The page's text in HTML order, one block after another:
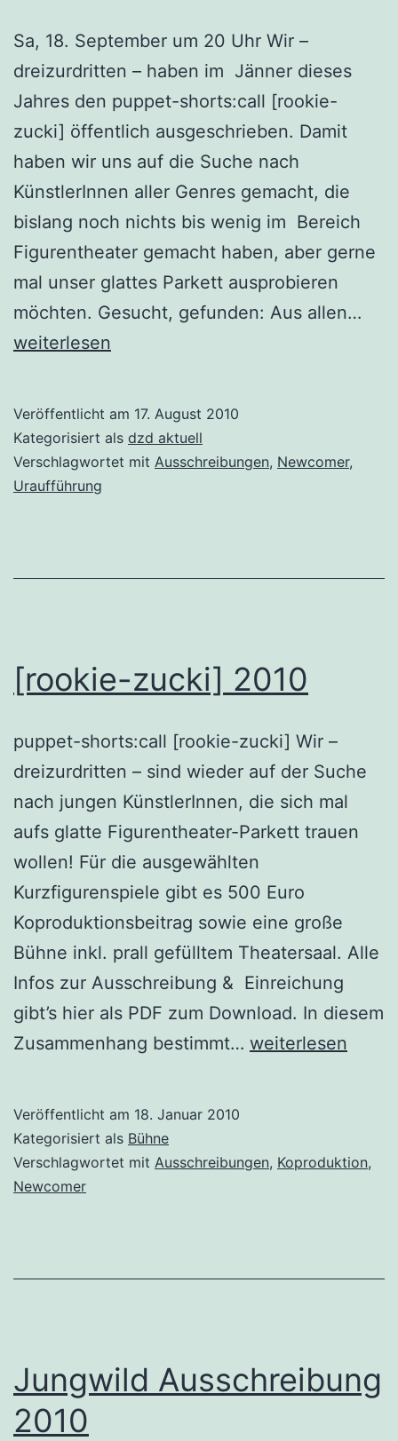
Sa, 18. September um 20 Uhr Wir –
dreizurdritten – haben im Jänner dieses
Jahres den puppet-shorts:call [rookie-
zucki] öffentlich ausgeschrieben. Damit
haben wir uns auf die Suche nach
KünstlerInnen aller Genres gemacht, die
bislang noch nichts bis wenig im Bereich
Figurentheater gemacht haben, aber gerne
mal unser glattes Parkett ausprobieren
möchten. Gesucht, gefunden: Aus allen…
weiterlesen
Veröffentlicht am 17. August 2010
Kategorisiert als dzd aktuell
Verschlagwortet mit Ausschreibungen, Newcomer,
Uraufführung
[rookie-zucki] 2010
puppet-shorts:call [rookie-zucki] Wir –
dreizurdritten – sind wieder auf der Suche
nach jungen KünstlerInnen, die sich mal
aufs glatte Figurentheater-Parkett trauen
wollen! Für die ausgewählten
Kurzfigurenspiele gibt es 500 Euro
Koproduktionsbeitrag sowie eine große
Bühne inkl. prall gefülltem Theatersaal. Alle
Infos zur Ausschreibung & Einreichung
gibt’s hier als PDF zum Download. In diesem
Zusammenhang bestimmt… [rookie-
weiterlesen
Veröffentlicht am 18. Januar 2010
Kategorisiert als Bühne
Verschlagwortet mit Ausschreibungen, Koproduktion,
Newcomer
Jungwild Ausschreibung
2010